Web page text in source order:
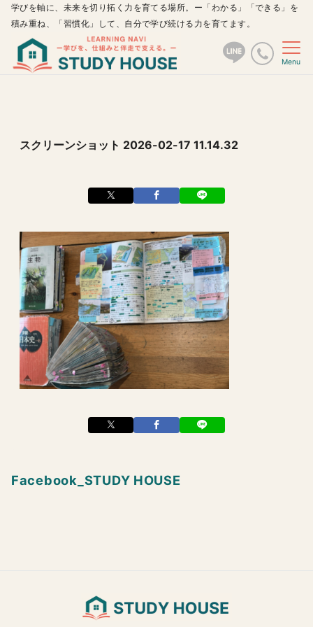
学びを軸に、未来を切り拓く力を育てる場所。ー「わかる」「できる」を
積み重ね、「習慣化」して、自分で学び続ける力を育てます。
Menu
スクリーンショット 2026-02-17 11.14.32
Facebook_STUDY HOUSE